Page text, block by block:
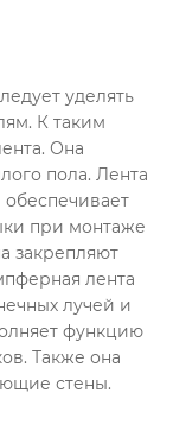
уделять
К таким
Она
пола. Лента
при монтаже
закрепляют
лента
лучей и
функцию
Также она
стены.